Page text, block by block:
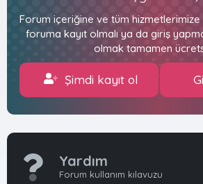
Forum içeriğine ve tüm
foruma kayıt olmalı ya da giriş
olmak tamamen
Şimdi kayıt ol
Yardım
Forum kullanım kılavuzu